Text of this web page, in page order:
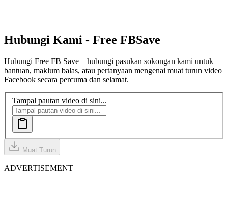
Hubungi Kami - Free FBSave
Hubungi Free FB Save – hubungi pasukan sokongan kami untuk
bantuan, maklum balas, atau pertanyaan mengenai muat turun video
Facebook secara percuma dan selamat.
Tampal pautan video di sini...
Muat Turun
ADVERTISEMENT